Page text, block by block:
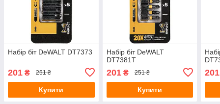
Набір біт DeWALT DT7373
201 ₴ 251 ₴
Купити
Набір біт DeWALT
DT7381T
201₴ 251 ₴
Купити
201